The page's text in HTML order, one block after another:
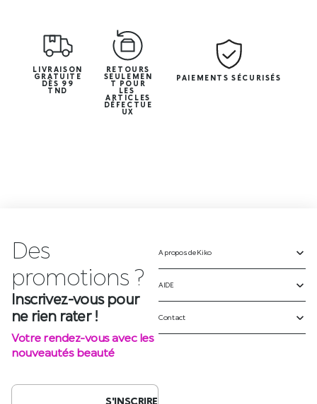
LIVRAISON
GRATUITE
DÈS 99
TND
RETOURS
SEULEMEN
T POUR
LES
ARTICLES
DÉFECTUE
UX
PAIEMENTS SÉCURISÉS
Des
Inscrivez-vous pour
ne rien rater !
Votre rendez-vous avec les
nouveautés beauté
A propos de Kiko
AIDE
Contact
SUIVEZ-NOUS SUR